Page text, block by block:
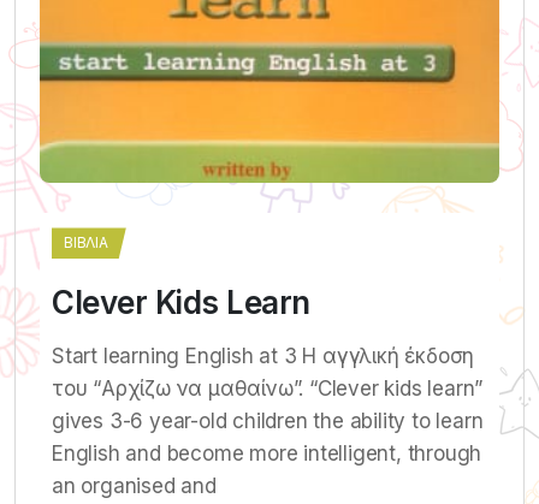
ΒΙΒΛΊΑ
Clever Kids Learn
Start learning English at 3 Η αγγλική έκδοση
του “Αρχίζω να μαθαίνω”. “Clever kids learn”
gives 3-6 year-old children the ability to learn
English and become more intelligent, through
an organised and